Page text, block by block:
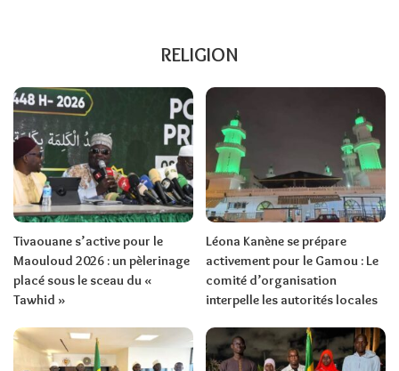
RELIGION
Tivaouane s’active pour le
Maouloud 2026 : un pèlerinage
placé sous le sceau du «
Tawhid »
Léona Kanène se prépare
activement pour le Gamou : Le
comité d’organisation
interpelle les autorités locales